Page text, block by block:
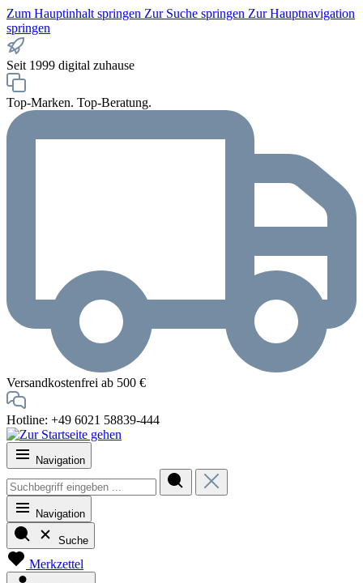
Zum Hauptinhalt springen Zur Suche springen Zur Hauptnavigation
springen
Seit 1999 digital zuhause
Top-Marken. Top-Beratung.
Versandkostenfrei ab 500 €
Hotline: +49 6021 58839-444
Navigation
Navigation
Suche
Merkzettel